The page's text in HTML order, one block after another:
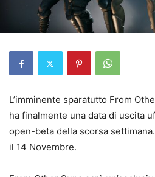
L’imminente sparatutto From
ha finalmente una data di uscita
open-beta della scorsa
il 14 Novembre.